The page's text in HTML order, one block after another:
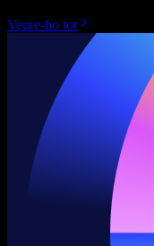
Veure-ho tot